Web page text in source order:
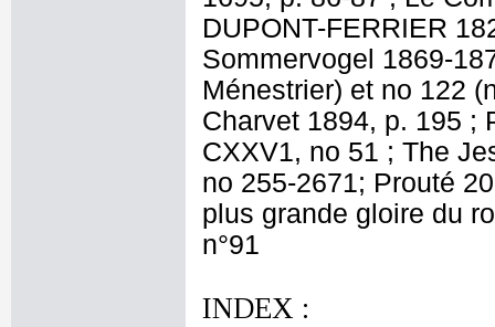
DUPONT-FERRIER
Sommervogel 1869-
Ménestrier) et no 122
Charvet 1894, p. 195 ;
CXXV1, no 51 ; The
no 255-2671; Prouté
plus grande gloire du
n°91
INDEX :